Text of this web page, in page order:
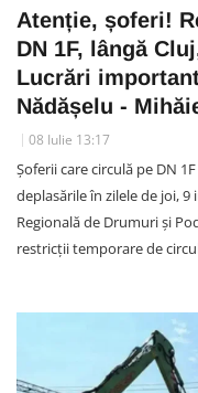
Atenție, șoferi!
DN 1F, lângă
Lucrări
Nădășelu -
08 Iulie 13:17
Șoferii care circulă pe DN
deplasările în zilele de joi, 9
Regională de Drumuri și
restricții temporare de